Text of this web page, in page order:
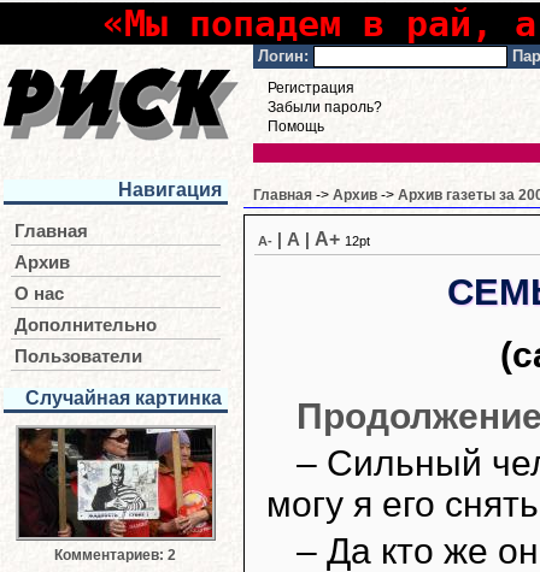
«Мы попадем в рай,
Логин:
Регистрация
Забыли пароль?
Помощь
Навигация
Главная
Архив
О нас
Дополнительно
Пользователи
Случайная картинка
Комментариев: 2
Главная -> Архив -> Архив газеты за
A- A A+ 12pt
– Сильный
могу я его
– Да кто же